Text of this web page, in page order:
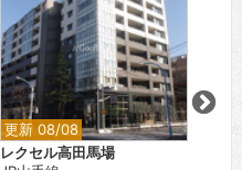
更新 08/08
レクセル高田馬場